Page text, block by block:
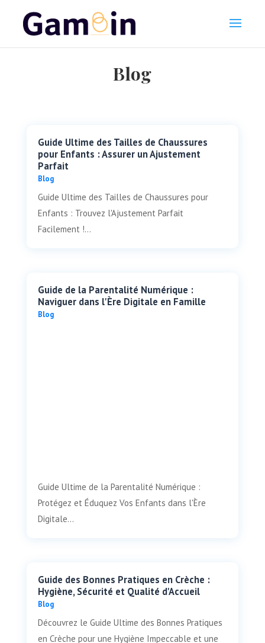
Blog
Guide Ultime des Tailles de Chaussures
pour Enfants : Assurer un Ajustement
Parfait
Blog
Guide Ultime des Tailles de Chaussures pour
Enfants : Trouvez l'Ajustement Parfait
Facilement !...
Guide de la Parentalité Numérique :
Naviguer dans l'Ère Digitale en Famille
Blog
Guide Ultime de la Parentalité Numérique :
Protégez et Éduquez Vos Enfants dans l'Ère
Digitale...
Guide des Bonnes Pratiques en Crèche :
Hygiène, Sécurité et Qualité d'Accueil
Blog
Découvrez le Guide Ultime des Bonnes Pratiques
en Crèche pour une Hygiène Impeccable et une